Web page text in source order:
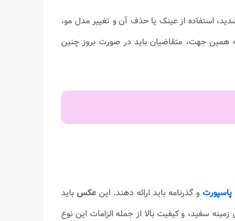
استفاده از عینک یا حذف آن و تغییر مدل مو،
همین جهت، متقاضیان باید در صورت بروز چنین
پاسپورت و گذرنامه باید ارائه دهند. اینعکس باید
سفید، و کیفیت بالا از جمله الزامات این نوع